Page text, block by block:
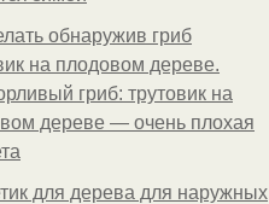
обнаружив гриб
на плодовом дереве.
гриб: трутовик на
дереве — очень плохая
для дерева для наружных